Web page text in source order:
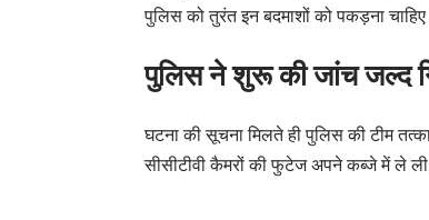
पुलिस को तुरंत इन बदमाशों को पकड़ना
पुलिस ने शुरू की जांच जल्द
घटना की सूचना मिलते ही पुलिस की टीम
सीसीटीवी कैमरों की फुटेज अपने कब्जे में ले